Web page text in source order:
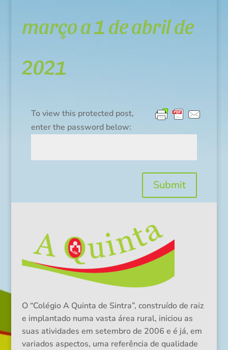
março a 1 de abril de
2021
To view this protected post,
enter the password below:
Submit
O “Colégio A Quinta de Sintra”, construído de raiz
e implantado numa vasta área rural, iniciou as
suas atividades em setembro de 2006 e é já, em
variados aspectos, uma referência de qualidade